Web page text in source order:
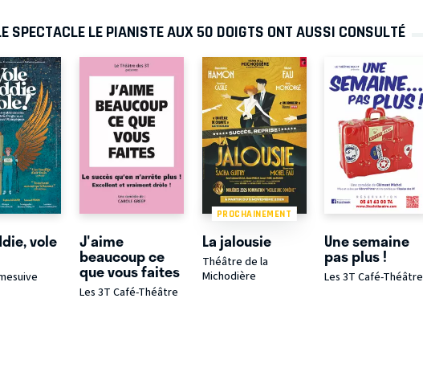
SPECTACLE LE PIANISTE AUX 50 DOIGTS ONT AUSSI CONSULTÉ
vole J'aime
beaucoup ce
que vous faites
Les 3T Café-Théâtre
PROCHAINEMENT
La jalousie
Théâtre de la
Michodière
Une semaine
pas plus !
Les 3T Café-Théâtre